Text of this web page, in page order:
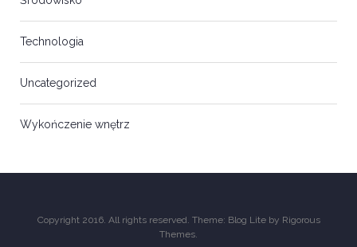
Technologia
Uncategorized
Wykończenie wnętrz
Copyright 2016. All rights reserved. Theme: Blog Lite by Rigorous
Themes.